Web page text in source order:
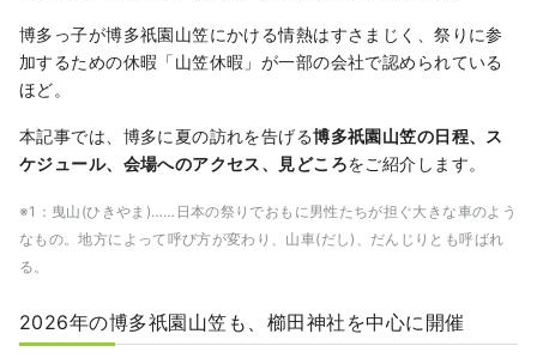
博多っ子が博多祇園山笠にかける情熱はすさまじく、祭りに参
加するための休暇「山笠休暇」が一部の会社で認められている
ほど。
本記事では、博多に夏の訪れを告げる博多祇園山笠の日程、ス
ケジュール、会場へのアクセス、見どころをご紹介します。
※1：曳山(ひきやま)……日本の祭りでおもに男性たちが担ぐ大きな車のよう
なもの。地方によって呼び方が変わり、山車(だし)、だんじりとも呼ばれ
る。
2026年の博多祇園山笠も、櫛田神社を中心に開催